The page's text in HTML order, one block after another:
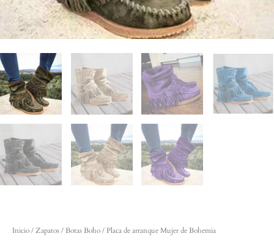
Inicio/Zapatos/Botas Boho/ Placa de arranque Mujer de Bohemia